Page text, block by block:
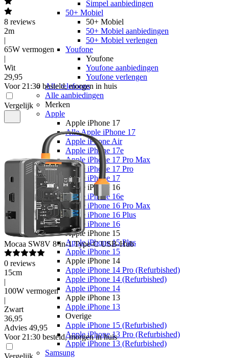
Simpel aanbiedingen
50+ Mobiel
50+ Mobiel
50+ Mobiel aanbiedingen
50+ Mobiel verlengen
Youfone
Youfone
Youfone aanbiedingen
Youfone verlengen
Alle telefoons
Alle aanbiedingen
Merken
Apple
Apple iPhone 17
Alle Apple iPhone 17
Apple iPhone Air
Apple iPhone 17e
Apple iPhone 17 Pro Max
Apple iPhone 17 Pro
Apple iPhone 17
Apple iPhone 16
Apple iPhone 16e
Apple iPhone 16 Pro Max
Apple iPhone 16 Plus
Apple iPhone 16
Apple iPhone 15
Apple iPhone 15 Plus
Apple iPhone 15
Apple iPhone 14
Apple iPhone 14 Pro (Refurbished)
Apple iPhone 14 (Refurbished)
Apple iPhone 14
Apple iPhone 13
Apple iPhone 13
Overige
Apple iPhone 15 (Refurbished)
Apple iPhone 13 Pro (Refurbished)
Apple iPhone 13 (Refurbished)
Samsung
8 reviews
2m
|
65W vermogen
|
Wit
29,95
Voor 21:30 besteld, morgen in huis
Vergelijk
Mocaa SW8V 8-in-1 Type-C USB-Hub
0 reviews
15cm
|
100W vermogen
|
Zwart
36,95
Advies 49,95
Voor 21:30 besteld, morgen in huis
Vergelijk